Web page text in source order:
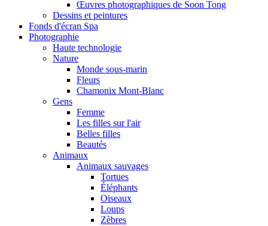
Œuvres photographiques de Soon Tong
Dessins et peintures
Fonds d'écran Spa
Photographie
Haute technologie
Nature
Monde sous-marin
Fleurs
Chamonix Mont-Blanc
Gens
Femme
Les filles sur l'air
Belles filles
Beautés
Animaux
Animaux sauvages
Tortues
Éléphants
Oiseaux
Loups
Zèbres